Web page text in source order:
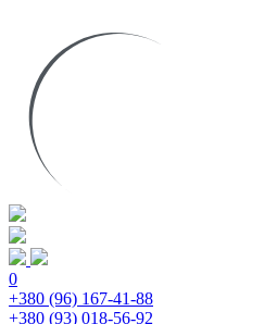
0
+380 (96) 167-41-88
+380 (93) 018-56-92